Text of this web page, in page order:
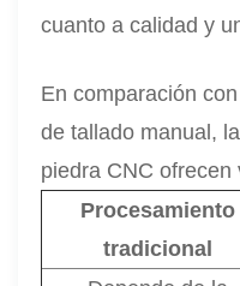
cuanto a calidad y
En comparación
de tallado manual,
piedra CNC ofrecen
Procesamiento
tradicional